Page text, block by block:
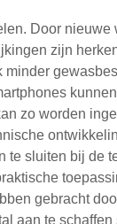
Door
zijn
zo worden
sluiten bij
gebracht
aan te